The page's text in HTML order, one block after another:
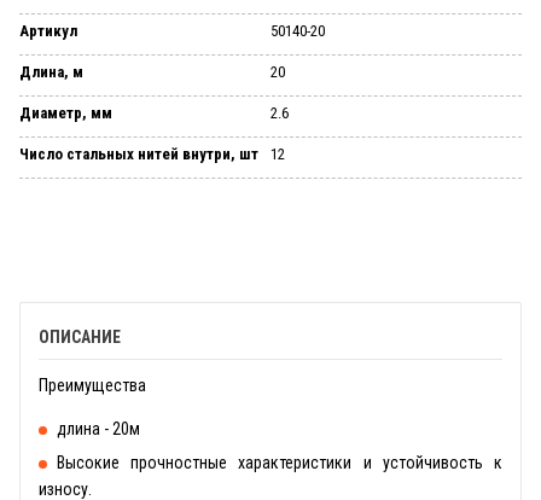
Артикул 50140-20
Длина, м 20
Диаметр, мм 2.6
Число стальных нитей внутри, шт 12
ОПИСАНИЕ
Преимущества
длина - 20м
Высокие прочностные характеристики и устойчивость к
износу.